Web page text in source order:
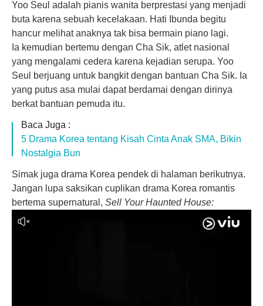
Yoo Seul adalah pianis wanita berprestasi yang menjadi
buta karena sebuah kecelakaan. Hati Ibunda begitu
hancur melihat anaknya tak bisa bermain piano lagi.
Ia kemudian bertemu dengan Cha Sik, atlet nasional
yang mengalami cedera karena kejadian serupa. Yoo
Seul berjuang untuk bangkit dengan bantuan Cha Sik. Ia
yang putus asa mulai dapat berdamai dengan dirinya
berkat bantuan pemuda itu.
Baca Juga :
5 Drama Korea tentang Kisah Cinta Anak SMA, Bikin
Nostalgia Bun
Simak juga drama Korea pendek di halaman berikutnya.
Jangan lupa saksikan cuplikan drama Korea romantis
bertema supernatural, Sell Your Haunted House: